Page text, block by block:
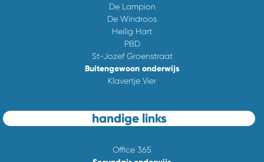
De Lampion
De Windroos
Heilig Hart
PBD
St-Jozef Groenstraat
Buitengewoon onderwijs
Klavertje Vier
handige links
Office 365